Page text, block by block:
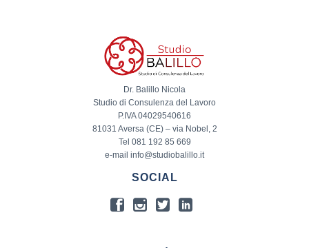
Dr. Balillo Nicola
Studio di Consulenza del Lavoro
P.IVA 04029540616
81031 Aversa (CE) – via Nobel, 2
Tel 081 192 85 669
e-mail info@studiobalillo.it
SOCIAL